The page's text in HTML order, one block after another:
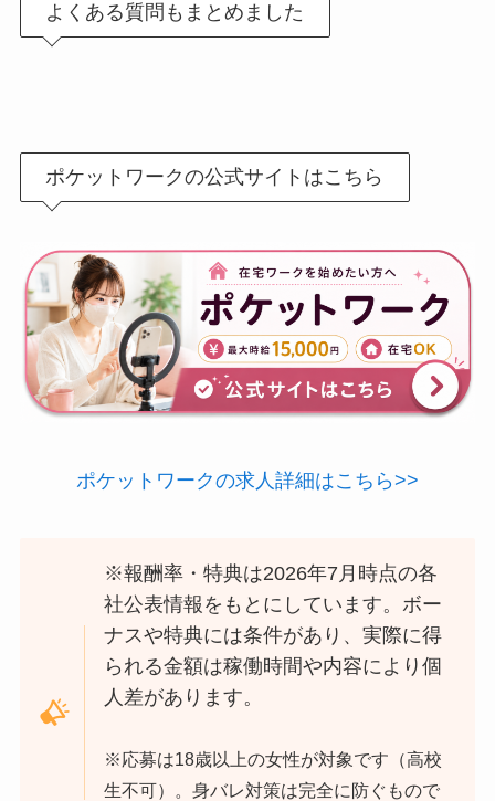
よくある質問もまとめました
ポケットワークの公式サイトはこちら
ポケットワークの求人詳細はこちら>>
※報酬率・特典は2026年7月時点の各
社公表情報をもとにしています。ボー
ナスや特典には条件があり、実際に得
られる金額は稼働時間や内容により個
人差があります。
※応募は18歳以上の女性が対象です（高校
生不可）。身バレ対策は完全に防ぐもので